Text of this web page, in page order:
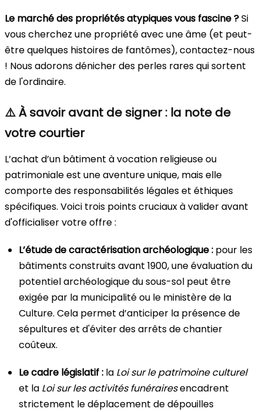
Le marché des propriétés atypiques vous fascine ?Si
vous cherchez une propriété avec une âme (et peut-
être quelques histoires de fantômes), contactez-nous
! Nous adorons dénicher des perles rares qui sortent
de l'ordinaire.
⚠️ À savoir avant de signer : la note de
votre courtier
L’achat d’un bâtiment à vocation religieuse ou
patrimoniale est une aventure unique, mais elle
comporte des responsabilités légales et éthiques
spécifiques. Voici trois points cruciaux à valider avant
d'officialiser votre offre :
L’étude de caractérisation archéologique : pour les
bâtiments construits avant 1900, une évaluation du
potentiel archéologique du sous-sol peut être
exigée par la municipalité ou le ministère de la
Culture. Cela permet d’anticiper la présence de
sépultures et d'éviter des arrêts de chantier
coûteux.
Le cadre législatif : la Loi sur le patrimoine culturel
et la Loi sur les activités funérairesencadrent
strictement le déplacement de dépouilles